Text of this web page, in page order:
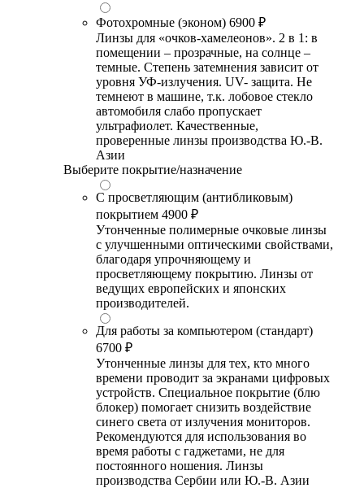
Фотохромные (эконом) 6900 ₽
Линзы для «очков-хамелеонов». 2 в 1: в
помещении – прозрачные, на солнце –
темные. Степень затемнения зависит от
уровня УФ-излучения. UV- защита. Не
темнеют в машине, т.к. лобовое стекло
автомобиля слабо пропускает
ультрафиолет. Качественные,
проверенные линзы производства Ю.-В.
Азии
Выберите покрытие/назначение
С просветляющим (антибликовым)
покрытием 4900 ₽
Утонченные полимерные очковые линзы
с улучшенными оптическими свойствами,
благодаря упрочняющему и
просветляющему покрытию. Линзы от
ведущих европейских и японских
производителей.
Для работы за компьютером (стандарт)
6700 ₽
Утонченные линзы для тех, кто много
времени проводит за экранами цифровых
устройств. Специальное покрытие (блю
блокер) помогает снизить воздействие
синего света от излучения мониторов.
Рекомендуются для использования во
время работы с гаджетами, не для
постоянного ношения. Линзы
производства Сербии или Ю.-В. Азии